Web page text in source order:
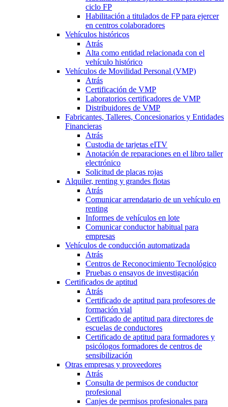
ciclo FP
Habilitación a titulados de FP para ejercer
en centros colaboradores
Vehículos históricos
Atrás
Alta como entidad relacionada con el
vehículo histórico
Vehículos de Movilidad Personal (VMP)
Atrás
Certificación de VMP
Laboratorios certificadores de VMP
Distribuidores de VMP
Fabricantes, Talleres, Concesionarios y Entidades
Financieras
Atrás
Custodia de tarjetas eITV
Anotación de reparaciones en el libro taller
electrónico
Solicitud de placas rojas
Alquiler, renting y grandes flotas
Atrás
Comunicar arrendatario de un vehículo en
renting
Informes de vehículos en lote
Comunicar conductor habitual para
empresas
Vehículos de conducción automatizada
Atrás
Centros de Reconocimiento Tecnológico
Pruebas o ensayos de investigación
Certificados de aptitud
Atrás
Certificado de aptitud para profesores de
formación vial
Certificado de aptitud para directores de
escuelas de conductores
Certificado de aptitud para formadores y
psicólogos formadores de centros de
sensibilización
Otras empresas y proveedores
Atrás
Consulta de permisos de conductor
profesional
Canjes de permisos profesionales para